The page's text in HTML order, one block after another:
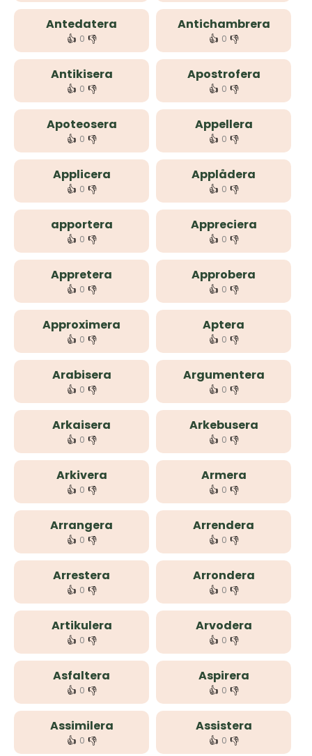
Antedatera
👍 0 👎
Antichambrera
👍 0 👎
Antikisera
👍 0 👎
Apostrofera
👍 0 👎
Apoteosera
👍 0 👎
Appellera
👍 0 👎
Applicera
👍 0 👎
Applådera
👍 0 👎
apportera
👍 0 👎
Appreciera
👍 0 👎
Appretera
👍 0 👎
Approbera
👍 0 👎
Approximera
👍 0 👎
Aptera
👍 0 👎
Arabisera
👍 0 👎
Argumentera
👍 0 👎
Arkaisera
👍 0 👎
Arkebusera
👍 0 👎
Arkivera
👍 0 👎
Armera
👍 0 👎
Arrangera
👍 0 👎
Arrendera
👍 0 👎
Arrestera
👍 0 👎
Arrondera
👍 0 👎
Artikulera
👍 0 👎
Arvodera
👍 0 👎
Asfaltera
👍 0 👎
Aspirera
👍 0 👎
Assimilera
👍 0 👎
Assistera
👍 0 👎